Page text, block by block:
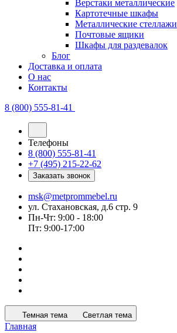
Верстаки металлические
Картотечные шкафы
Металлические стеллажи
Почтовые ящики
Шкафы для раздевалок
Блог
Доставка и оплата
О нас
Контакты
8 (800) 555-81-41
Телефоны
8 (800) 555-81-41
+7 (495) 215-22-62
Заказать звонок
msk@metprommebel.ru
ул. Стахановская, д.6 стр. 9
Пн-Чт: 9:00 - 18:00
Пт: 9:00-17:00
Темная тема Светлая тема
Главная